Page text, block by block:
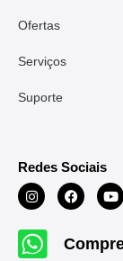
Ofertas
Serviços
Suporte
Redes Sociais